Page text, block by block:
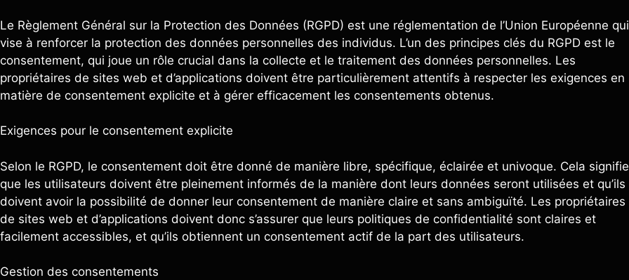
Le Règlement Général sur la Protection des Données (RGPD) est une réglementation de l’Union Européenne qui
vise à renforcer la protection des données personnelles des individus. L’un des principes clés du RGPD est le
consentement, qui joue un rôle crucial dans la collecte et le traitement des données personnelles. Les
propriétaires de sites web et d’applications doivent être particulièrement attentifs à respecter les exigences en
matière de consentement explicite et à gérer efficacement les consentements obtenus.
Exigences pour le consentement explicite
Selon le RGPD, le consentement doit être donné de manière libre, spécifique, éclairée et univoque. Cela signifie
que les utilisateurs doivent être pleinement informés de la manière dont leurs données seront utilisées et qu’ils
doivent avoir la possibilité de donner leur consentement de manière claire et sans ambiguïté. Les propriétaires
de sites web et d’applications doivent donc s’assurer que leurs politiques de confidentialité sont claires et
facilement accessibles, et qu’ils obtiennent un consentement actif de la part des utilisateurs.
Gestion des consentements